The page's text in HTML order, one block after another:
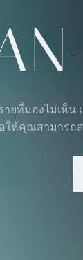
ยที่มองไม่เห็
ให้คุณสามาร